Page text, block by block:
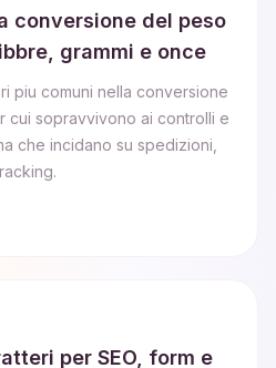
conversione del peso
grammi e once
piu comuni nella conversione
cui sopravvivono ai controlli e
che incidano su spedizioni,
per SEO, form e